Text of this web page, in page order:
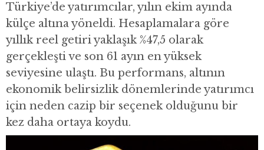
Türkiye’de yatırımcılar, yılın ekim ayında
külçe altına yöneldi. Hesaplamalara göre
yıllık reel getiri yaklaşık %47,5 olarak
gerçekleşti ve son 61 ayın en yüksek
seviyesine ulaştı. Bu performans, altının
ekonomik belirsizlik dönemlerinde yatırımcı
için neden cazip bir seçenek olduğunu bir
kez daha ortaya koydu.